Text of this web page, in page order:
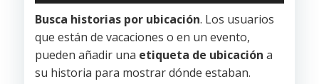
Busca historias por ubicación. Los usuarios
que están de vacaciones o en un evento,
pueden añadir una etiqueta de ubicación a
su historia para mostrar dónde estaban.